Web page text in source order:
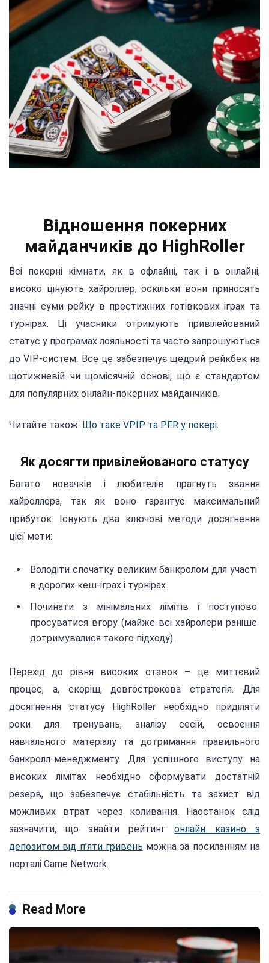
Відношення покерних
майданчиків до HighRoller
Всі покерні кімнати, як в офлайні, так і в онлайні,
високо цінують хайроллер, оскільки вони приносять
значні суми рейку в престижних готівкових іграх та
турнірах. Ці учасники отримують привілейований
статус у програмах лояльності та часто запрошуються
до VIP-систем. Все це забезпечує щедрий рейкбек на
щотижневій чи щомісячній основі, що є стандартом
для популярних онлайн-покерних майданчиків.
Читайте також: Що таке VPIP та PFR у покері.
Як досягти привілейованого статусу
Багато новачків і любителів прагнуть звання
хайроллера, так як воно гарантує максимальний
прибуток. Існують два ключові методи досягнення
цієї мети:
Володіти спочатку великим банкролом для участі
в дорогих кеш-іграх і турнірах.
Починати з мінімальних лімітів і поступово
просуватися вгору (майже всі хайролери раніше
дотримувалися такого підходу).
Перехід до рівня високих ставок – це миттєвий
процес, а, скоріш, довгострокова стратегія. Для
досягнення статусу HighRoller необхідно приділяти
роки для тренувань, аналізу сесій, освоєння
навчального матеріалу та дотримання правильного
банкролл-менеджменту. Для успішного виступу на
високих лімітах необхідно сформувати достатній
резерв, що забезпечує стабільність та захист від
можливих втрат через коливання. Наостанок слід
зазначити, що знайти рейтингонлайн казино з
депозитом від п’яти гривень можна за посиланням на
порталі Game Network.
Read More